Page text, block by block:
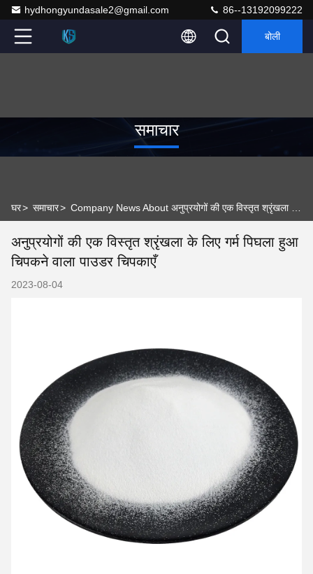
hydhongyundasale2@gmail.com 86--13192099222
बोली
समाचार
घर> समाचार>
अनुप्रयोगों की एक विस्तृत श्रृंखला के लिए गर्म पिघला हुआ
चिपकने वाला पाउडर चिपकाएँ
2023-08-04